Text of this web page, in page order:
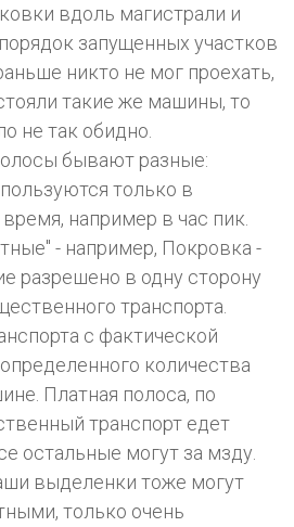
вдоль магистрали и
запущенных участков
никто не мог проехать,
такие же машины, то
не так обидно.
бывают разные:
только в
например в час пик.
- например, Покровка -
разрешено в одну сторону
транспорта.
с фактической
количества
Платная полоса, по
транспорт едет
остальные могут за мзду.
выделенки тоже могут
только очень